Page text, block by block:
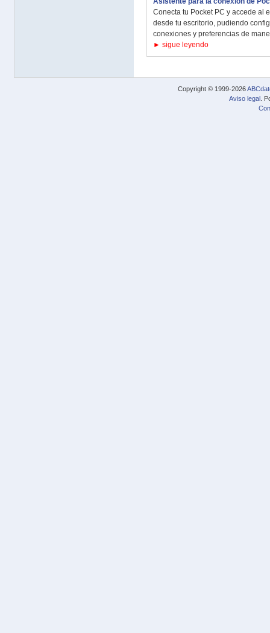
Conecta tu Pocket PC y accede al
desde tu escritorio, pudiendo
conexiones y preferencias de
► sigue leyendo
Copyright © 1999-2026
Aviso legal .